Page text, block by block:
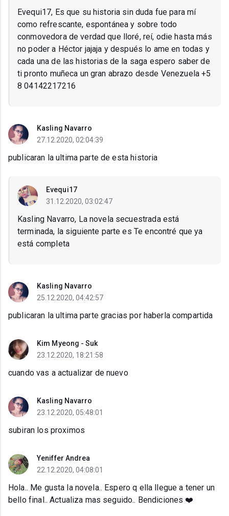
Evequi17, Es que su historia sin duda fue para mí
como refrescante, espontánea y sobre todo
conmovedora de verdad que lloré, reí, odie hasta más
no poder a Héctor jajaja y después lo ame en todas y
cada una de las historias de la saga espero saber de
ti pronto muñeca un gran abrazo desde Venezuela +5
8 04142217216
Kasling Navarro
27.12.2020, 02:04:39
publicaran la ultima parte de esta historia
Evequi17
31.12.2020, 03:02:47
Kasling Navarro, La novela secuestrada está
terminada, la siguiente parte es Te encontré que ya
está completa
Kasling Navarro
25.12.2020, 04:42:57
publicaran la ultima parte gracias por haberla compartida
Kim Myeong - Suk
23.12.2020, 18:21:58
cuando vas a actualizar de nuevo
Kasling Navarro
23.12.2020, 05:48:01
subiran los proximos
Yeniffer Andrea
22.12.2020, 04:08:01
Hola.. Me gusta la novela.. Espero q ella llegue a tener un
bello final.. Actualiza mas seguido.. Bendiciones ❤️